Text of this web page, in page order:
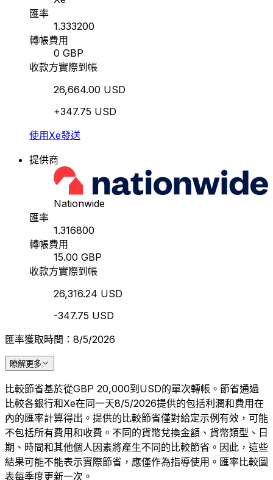
匯率
1.333200
轉帳費用
0 GBP
收款方實際到帳
26,664.00 USD
+347.75 USD
使用Xe發送
提供商
Nationwide
匯率
1.316800
轉帳費用
15.00 GBP
收款方實際到帳
26,316.24 USD
-347.75 USD
匯率獲取時間：8/5/2026
瞭解更多
比較節省基於從GBP 20,000到USD的單次轉帳。節省通過
比較各銀行和Xe在同一天8/5/2026提供的包括利潤和費用在
內的匯率計算得出。提供的比較節省僅對給定示例有效，可能
不包括所有費用和收費。不同的貨幣兌換金額、貨幣類型、日
期、時間和其他個人因素將產生不同的比較節省。因此，這些
結果可能不能表示實際節省，應僅作為指導使用。匯率比較圖
表每季度更新一次。